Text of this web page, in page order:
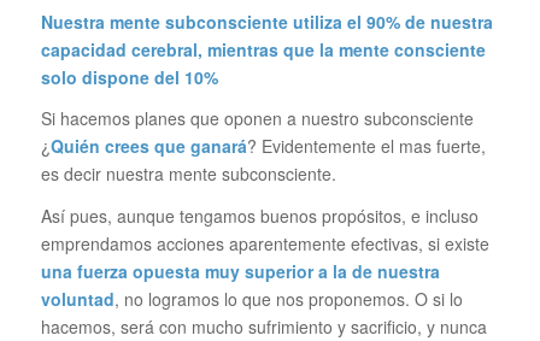
Nuestra mente subconsciente utiliza el 90% de nuestra
capacidad cerebral, mientras que la mente consciente
solo dispone del 10%
Si hacemos planes que oponen a nuestro subconsciente
¿Quién crees que ganará? Evidentemente el mas fuerte,
es decir nuestra mente subconsciente.
Así pues, aunque tengamos buenos propósitos, e incluso
emprendamos acciones aparentemente efectivas, si existe
una fuerza opuesta muy superior a la de nuestra
voluntad, no logramos lo que nos proponemos. O si lo
hacemos, será con mucho sufrimiento y sacrificio, y nunca